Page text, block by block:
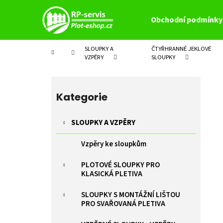
Obchodní podmínky
Domů
SLOUPKY A
VZPĚRY
ČTYŘHRANNÉ JEKLOVÉ
SLOUPKY
kategorie
Kategorie
SLOUPKY A VZPĚRY
Vzpěry ke sloupkům
PLOTOVÉ SLOUPKY PRO
KLASICKÁ PLETIVA
SLOUPKY S MONTÁŽNÍ LIŠTOU
PRO SVAŘOVANÁ PLETIVA
í
Zpět
do
Zpět
do